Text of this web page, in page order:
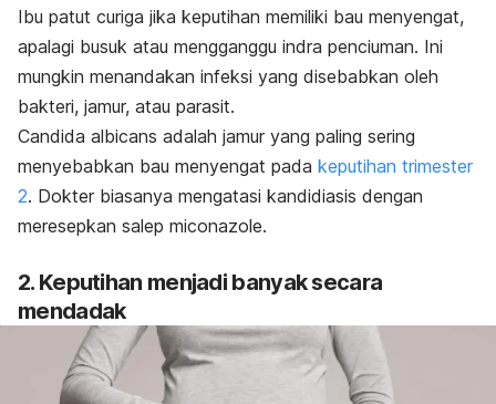
Ibu patut curiga jika keputihan memiliki bau menyengat,
apalagi busuk atau mengganggu indra penciuman. Ini
mungkin menandakan infeksi yang disebabkan oleh
bakteri, jamur, atau parasit.
Candida albicans adalah jamur yang paling sering
menyebabkan bau menyengat pada keputihan trimester
2. Dokter biasanya mengatasi kandidiasis dengan
meresepkan salep miconazole.
2. Keputihan menjadi banyak secara
mendadak